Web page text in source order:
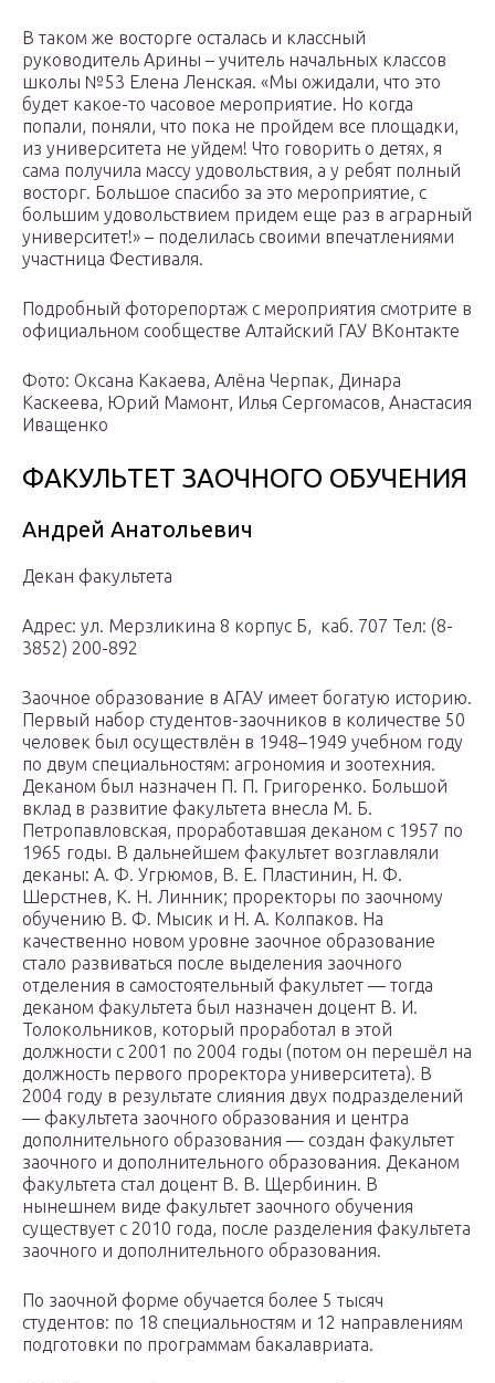
В таком же восторге осталась и классный
руководитель Арины – учитель начальных классов
школы №53 Елена Ленская. «Мы ожидали, что это
будет какое-то часовое мероприятие. Но когда
попали, поняли, что пока не пройдем все площадки,
из университета не уйдем! Что говорить о детях, я
сама получила массу удовольствия, а у ребят полный
восторг. Большое спасибо за это мероприятие, с
большим удовольствием придем еще раз в аграрный
университет!» – поделилась своими впечатлениями
участница Фестиваля.
Подробный фоторепортаж с мероприятия смотрите в
официальном сообществе Алтайский ГАУ ВКонтакте
Фото: Оксана Какаева, Алёна Черпак, Динара
Каскеева, Юрий Мамонт, Илья Сергомасов, Анастасия
Иващенко
ФАКУЛЬТЕТ ЗАОЧНОГО ОБУЧЕНИЯ
Андрей Анатольевич
Декан факультета
Адрес: ул. Мерзликина 8 корпус Б, каб. 707 Тел: (8-
3852) 200-892
Заочное образование в АГАУ имеет богатую историю.
Первый набор студентов-заочников в количестве 50
человек был осуществлён в 1948–1949 учебном году
по двум специальностям: агрономия и зоотехния.
Деканом был назначен П. П. Григоренко. Большой
вклад в развитие факультета внесла М. Б.
Петропавловская, проработавшая деканом с 1957 по
1965 годы. В дальнейшем факультет возглавляли
деканы: А. Ф. Угрюмов, В. Е. Пластинин, Н. Ф.
Шерстнев, К. Н. Линник; проректоры по заочному
обучению В. Ф. Мысик и Н. А. Колпаков. На
качественно новом уровне заочное образование
стало развиваться после выделения заочного
отделения в самостоятельный факультет — тогда
деканом факультета был назначен доцент В. И.
Толокольников, который проработал в этой
должности с 2001 по 2004 годы (потом он перешёл на
должность первого проректора университета). В
2004 году в результате слияния двух подразделений
— факультета заочного образования и центра
дополнительного образования — создан факультет
заочного и дополнительного образования. Деканом
факультета стал доцент В. В. Щербинин. В
нынешнем виде факультет заочного обучения
существует с 2010 года, после разделения факультета
заочного и дополнительного образования.
По заочной форме обучается более 5 тысяч
студентов: по 18 специальностям и 12 направлениям
подготовки по программам бакалавриата.